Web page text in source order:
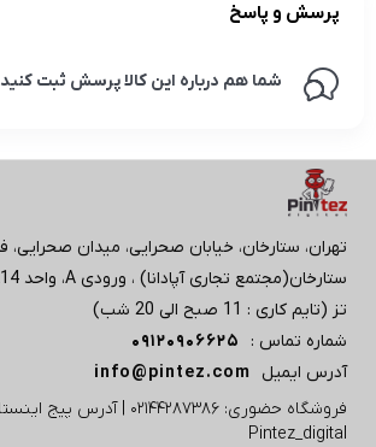
پرسش و پاسخ
شما هم درباره این کالا پرسش ثبت کنید
تز (تایم کاری : 11 صبح الی 20 شب)
شماره تماس :
09120906625
آدرس ایمیل
info@pintez.com
فروشگاه حضوری: 02144287386 | آدرس
Pintez_digital